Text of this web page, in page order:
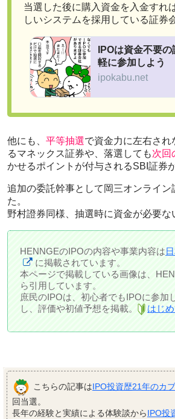
当選した後に購入資金を入金すれ
しいシステムを採用している証券
IPOは資金不要
軽に参加しよう
ipokabu.net
他にも、 平等抽選で資金力に左右され
るマネックス証券や、落選しても次回
かせるポイントが付与されるSBI証券
追加の委託幹事として岡三オンライン
た。
野村證券同様、抽選時に資金が必要な
HENNGEのIPOの内容や事業内容は
に掲載されています。
本ページで掲載している画像は、
ら引用しています。
庶民のIPOは、初心者でもIPOに参加
し、評価や初値予想を掲載。
はじ
こちらの記事はIPO投資歴21年のカ
回当選。
長年の経験と実績による体験談からIPO投